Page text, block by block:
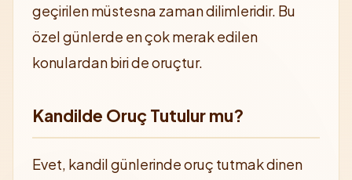
geçirilen müstesna zaman dilimleridir. Bu
özel günlerde en çok merak edilen
konulardan biri de oruçtur.
Kandilde Oruç Tutulur mu?
Evet, kandil günlerinde oruç tutmak dinen